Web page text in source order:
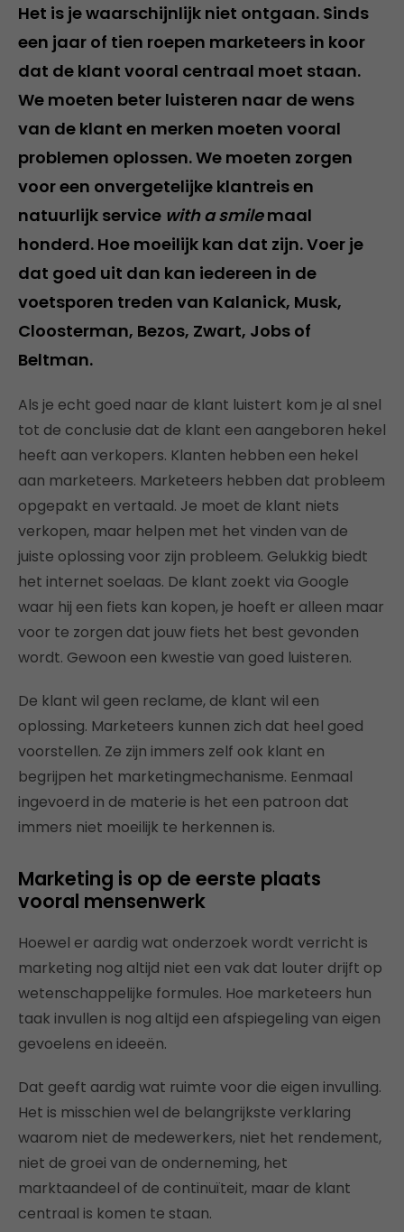
Het is je waarschijnlijk niet ontgaan. Sinds
een jaar of tien roepen marketeers in koor
dat de klant vooral centraal moet staan.
We moeten beter luisteren naar de wens
van de klant en merken moeten vooral
problemen oplossen. We moeten zorgen
voor een onvergetelijke klantreis en
natuurlijk service with a smilemaal
honderd. Hoe moeilijk kan dat zijn. Voer je
dat goed uit dan kan iedereen in de
voetsporen treden van Kalanick, Musk,
Cloosterman, Bezos, Zwart, Jobs of
Beltman.
Als je echt goed naar de klant luistert kom je al snel
tot de conclusie dat de klant een aangeboren hekel
heeft aan verkopers. Klanten hebben een hekel
aan marketeers. Marketeers hebben dat probleem
opgepakt en vertaald. Je moet de klant niets
verkopen, maar helpen met het vinden van de
juiste oplossing voor zijn probleem. Gelukkig biedt
het internet soelaas. De klant zoekt via Google
waar hij een fiets kan kopen, je hoeft er alleen maar
voor te zorgen dat jouw fiets het best gevonden
wordt. Gewoon een kwestie van goed luisteren.
De klant wil geen reclame, de klant wil een
oplossing. Marketeers kunnen zich dat heel goed
voorstellen. Ze zijn immers zelf ook klant en
begrijpen het marketingmechanisme. Eenmaal
ingevoerd in de materie is het een patroon dat
immers niet moeilijk te herkennen is.
Marketing is op de eerste plaats
vooral mensenwerk
Hoewel er aardig wat onderzoek wordt verricht is
marketing nog altijd niet een vak dat louter drijft op
wetenschappelijke formules. Hoe marketeers hun
taak invullen is nog altijd een afspiegeling van eigen
gevoelens en ideeën.
Dat geeft aardig wat ruimte voor die eigen invulling.
Het is misschien wel de belangrijkste verklaring
waarom niet de medewerkers, niet het rendement,
niet de groei van de onderneming, het
marktaandeel of de continuïteit, maar de klant
centraal is komen te staan.